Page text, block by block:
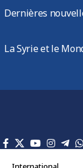
Dernières
La Syrie et le